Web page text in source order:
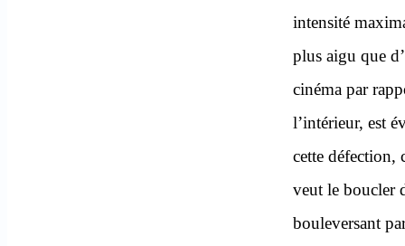
intensité
plus aigu que
cinéma par
l’intérieur, est
cette défection,
veut le boucler
bouleversant